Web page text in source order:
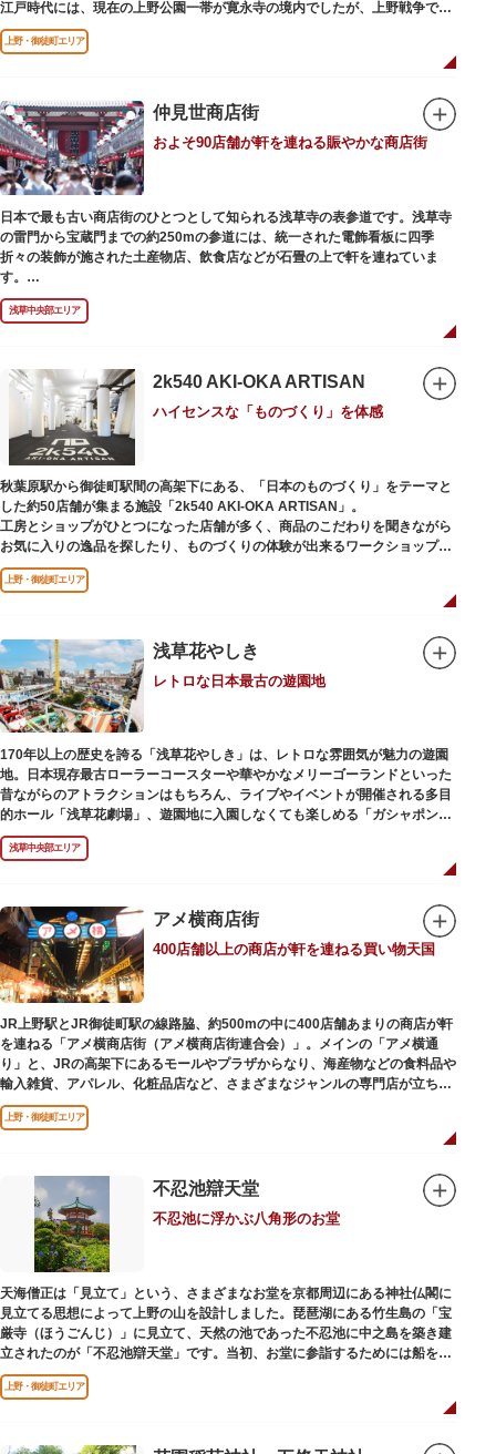
江戸時代には、現在の上野公園一帯が寛永寺の境内でしたが、上野戦争でそ
の多くを焼失。現在は根本中堂をはじめ開山堂（両大師）、不忍池辯天堂、
上野大仏（パゴダ）、輪王殿などの建造物が上野公園とその周辺に点在して
います。戦火を免れた輪王寺門跡御本坊表門、徳川将軍霊廟勅額門など重要
清水観音堂の舞台前に復元された「月の松」は、浮世絵師歌川広重の「名所
江戸百景」にも描かれていることで有名。丸い形の松から不忍池辯天堂を見
下ろす風流な景観は、絶好のフォトスポットとなっています。
東叡山（とうえいざん）という山号は、東の「比叡山延暦寺」を意味してお
り、比叡山や京都の有名寺院になぞらえて上野の山に数多くの堂舎が建立さ
れました。本尊は薬師瑠璃光如来（やくしるりこうにょらい）で、伝教大師
最澄が自ら彫ったと伝えられる秘仏です。徳川歴代将軍の祈祷寺と菩提寺を
兼ね、御霊廟には6名の将軍が埋葬されています。
上野・御徒町エリア
仲見世商店街
およそ90店舗が軒を連ねる賑やかな商店街
日本で最も古い商店街のひとつとして知られる浅草寺の表参道です。浅草寺
の雷門から宝蔵門までの約250mの参道には、統一された電飾看板に四季
折々の装飾が施された土産物店、飲食店などが石畳の上で軒を連ねていま
す。
人形焼や手焼きせんべいをはじめ、団子や揚げまんじゅう、雷おこしなどの
銘菓、和傘や扇子など伝統工芸品も並び、歩いているだけで浅草らしさを感
じる場所です。江戸文化を感じる粋な商品の数々は、海外からの観光客にも
ての味を堪能できるのも魅力。下町っ子の威勢の良い売り声が飛び交うな
か、お気に入りのお土産探しをお楽しみください。
浅草中央部エリア
2k540 AKI-OKA ARTISAN
ハイセンスな「ものづくり」を体感
秋葉原駅から御徒町駅間の高架下にある、「日本のものづくり」をテーマと
した約50店舗が集まる施設「2k540 AKI-OKA ARTISAN」。
工房とショップがひとつになった店舗が多く、商品のこだわりを聞きながら
お気に入りの逸品を探したり、ものづくりの体験が出来るワークショップに
参加して自分だけのオリジナル商品を作ったり、クリエイターと直接コミュ
ニケーションをとりながらのショッピングが楽しめます。飲食店もあるので
ないぬくもりと、新しいデザインの商品に出会うことができます。
名前の由来は、東京駅から2k540m付近にあることから「2k540」、秋葉原
駅（AKIHABARA）と御徒町駅（OKACHIMACHI）の間にあるという造語
「AKI-OKA」、フランス語で「職人」を意味する「ARTISAN」を組み合わ
せたもの。
施設周辺は、江戸の文化を伝える伝統工芸職人の街だったという背景もあ
り、現在もジュエリーや皮製品を扱うお店が多く、高いセンスとクオリティ
をもった店舗が集結しています。
上野・御徒町エリア
浅草花やしき
レトロな日本最古の遊園地
170年以上の歴史を誇る「浅草花やしき」は、レトロな雰囲気が魅力の遊園
地。日本現存最古ローラーコースターや華やかなメリーゴーランドといった
昔ながらのアトラクションはもちろん、ライブやイベントが開催される多目
的ホール「浅草花劇場」、遊園地に入園しなくても楽しめる「ガシャポンの
デパート浅草花やしき店」も併設され、さまざまな娯楽を楽しめる浅草の
「遊びの場」として親しまれています。
と菊細工を主とした花園（かえん）として誕生しました。明治時代に入ると
遊戯施設が置かれ、珍鳥や猛獣、見世物の展示などでも評判に。全国有数の
動物園としても知られるようになりました。戦後は遊園地として再開し、温
かさと懐かしさを併せ持つレトロなアトラクションや雰囲気で人気のスポッ
トとなっています。幼児（0歳～4歳）は入園とのりもの料が無料で、年齢や
身長制限の無いアトラクションもあり、子どもの遊園地デビューにもぴった
りです。
浅草中央部エリア
アメ横商店街
400店舗以上の商店が軒を連ねる買い物天国
JR上野駅とJR御徒町駅の線路脇、約500mの中に400店舗あまりの商店が軒
を連ねる「アメ横商店街（アメ横商店街連合会）」。メインの「アメ横通
り」と、JRの高架下にあるモールやプラザからなり、海産物などの食料品や
輸入雑貨、アパレル、化粧品店など、さまざまなジャンルの専門店が立ち並
んでいます。活気ある呼び込みが飛び交うなかで、店員さんとの会話も楽し
みながら目玉商品や特価品を探せるのが魅力のひとつ。年末の叩き売りは風
アメ横のはじまりは、物資が底をついた第二次世界大戦後にできた闇市。多
くの闇市が的屋の仕切りであったのに対して、アメ横は満州からの復員兵が
共同体となり連合会を結成。出店を統制し、商店街が形成されました。
当時、JR上野駅のすぐ南に発生した闇市は、飴を販売する屋台があったこと
から「アメヤ横丁（飴屋通り）」と呼ばれるように。反対側のJR御徒町付近
には、アメリカ進駐軍の放出物資を販売する店ができたので「アメリカ横丁
（アメリカ通り）」と呼ばれるようになりました。この2つのエリアが統合
され、今の「アメ横」になったと言われています。
上野・御徒町エリア
不忍池辯天堂
不忍池に浮かぶ八角形のお堂
天海僧正は「見立て」という、さまざまなお堂を京都周辺にある神社仏閣に
見立てる思想によって上野の山を設計しました。琵琶湖にある竹生島の「宝
厳寺（ほうごんじ）」に見立て、天然の池であった不忍池に中之島を築き建
立されたのが「不忍池辯天堂」です。当初、お堂に参詣するためには船を使
用していましたが、参詣者が増えたことから橋がかけられました。不忍池の
どこからでも参拝できるように、八角形の建物になったと言われ、7月から8
上野・御徒町エリア